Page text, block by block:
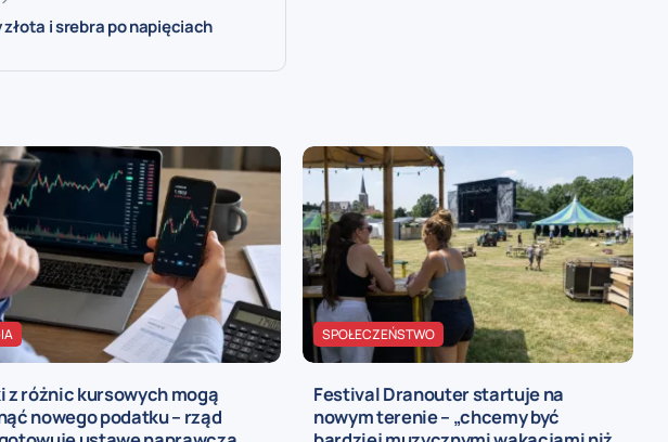
i srebra po napięciach
z różnic kursowych mogą
nowego podatku – rząd
SPOŁECZEŃSTWO
Festival Dranouter startuje na
nowym terenie – „chcemy być